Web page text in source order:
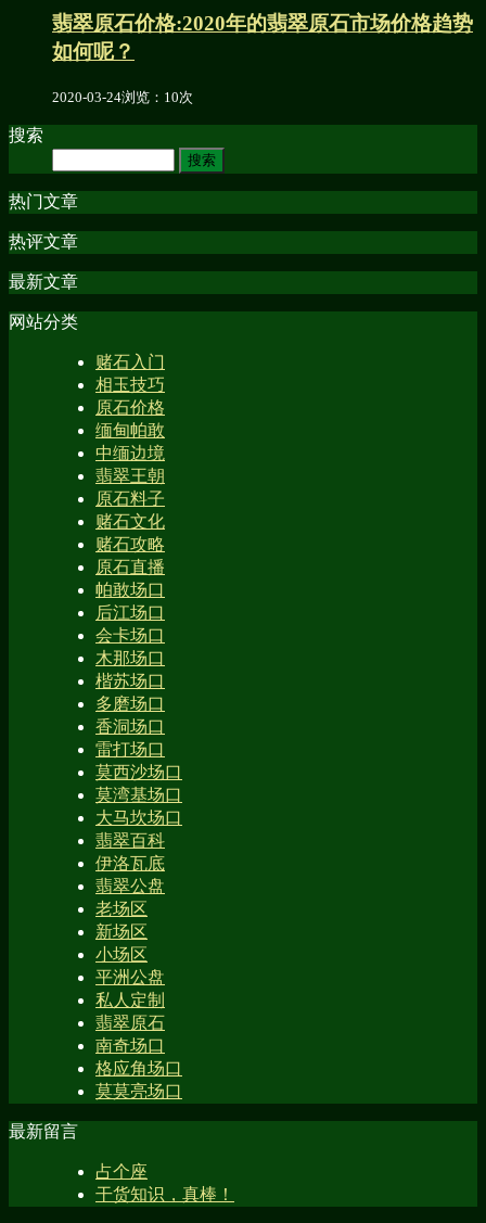
翡翠原石价格:2020年的翡翠原石市场价格趋势
如何呢？
2020-03-24浏览：10次
搜索
热门文章
热评文章
最新文章
网站分类
赌石入门
相玉技巧
原石价格
缅甸帕敢
中缅边境
翡翠王朝
原石料子
赌石文化
赌石攻略
原石直播
帕敢场口
后江场口
会卡场口
木那场口
楷苏场口
多磨场口
香洞场口
雷打场口
莫西沙场口
莫湾基场口
大马坎场口
翡翠百科
伊洛瓦底
翡翠公盘
老场区
新场区
小场区
平洲公盘
私人定制
翡翠原石
南奇场口
格应角场口
莫莫亮场口
最新留言
占个座
干货知识，真棒！